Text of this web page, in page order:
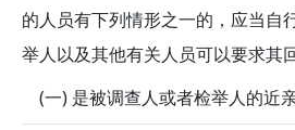
的人员有下列情形之一的，应当自
举人以及其他有关人员可以要求其
(一) 是被调查人或者检举人的近